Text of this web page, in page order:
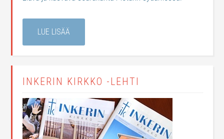
LUE LISÄÄ
INKERIN KIRKKO -LEHTI